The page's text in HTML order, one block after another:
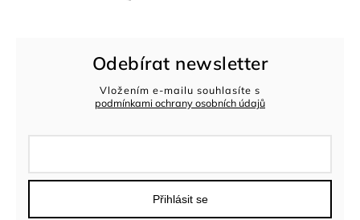
Odebírat newsletter
Vložením e-mailu souhlasíte s
podmínkami ochrany osobních údajů
Přihlásit se